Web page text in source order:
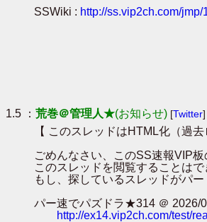
SSWiki : http://ss.vip2ch.com/
1.5 ： 荒巻＠管理人★(お知らせ) [Twitter
【 このスレッドはHTML化（過
ごめんなさい、このSS速報VIP
このスレッドを閲覧することは
もし、探しているスレッドがパ
パー速でパズドラ★314 ＠ 2026/
http://ex14.vip2ch.com/test/